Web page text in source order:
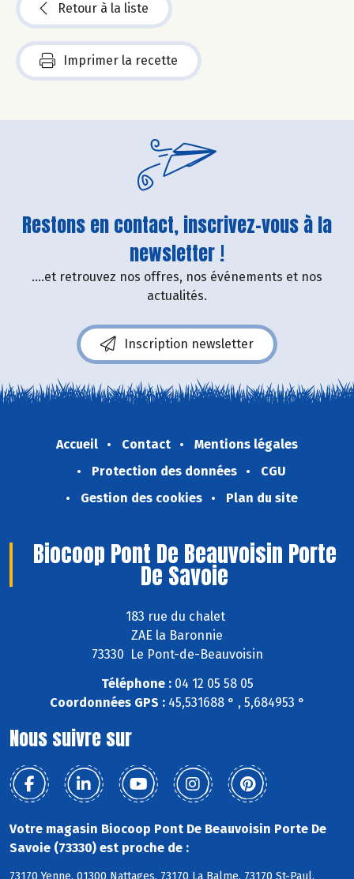
Retour à la liste
Imprimer la recette
Restons en contact, inscrivez-vous à la
newsletter !
....et retrouvez nos offres, nos événements et nos
actualités.
Inscription newsletter
Accueil Contact
Mentions légales
Protection des données
CGU
Gestion des cookies
Plan du site
Biocoop Pont De Beauvoisin Porte
De Savoie
183 rue du chalet
ZAE la Baronnie
73330 Le Pont-de-Beauvoisin
Téléphone :04 12 05 58 05
Coordonnées GPS :45,531688 ° , 5,684953 °
Nous suivre sur
Votre magasin Biocoop Pont De Beauvoisin Porte De
Savoie (73330) est proche de :